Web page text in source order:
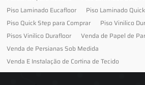
Piso Laminado Eucafloor
Piso Laminado
Piso Quick Step para Comprar
Piso Vinilico
Pisos Vinilico Durafloor
Venda de Papel de
Venda de Persianas Sob Medida
Venda E Instalação de Cortina de Tecido